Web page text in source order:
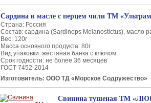
Сардина в масле с перцем чили ТМ
Страна: Россия
Состав: сардина (Sardinops Melanostictus), масло
Вес: 120г
Масса основного продукта: 80г
Вид упаковки: жестяная банка с ключом
Срок годности: не более 36 месяцев
ГОСТ 7452-2014
Изготовитель: ООО ТД «Морское Содружество»
Свинина тушеная ТМ